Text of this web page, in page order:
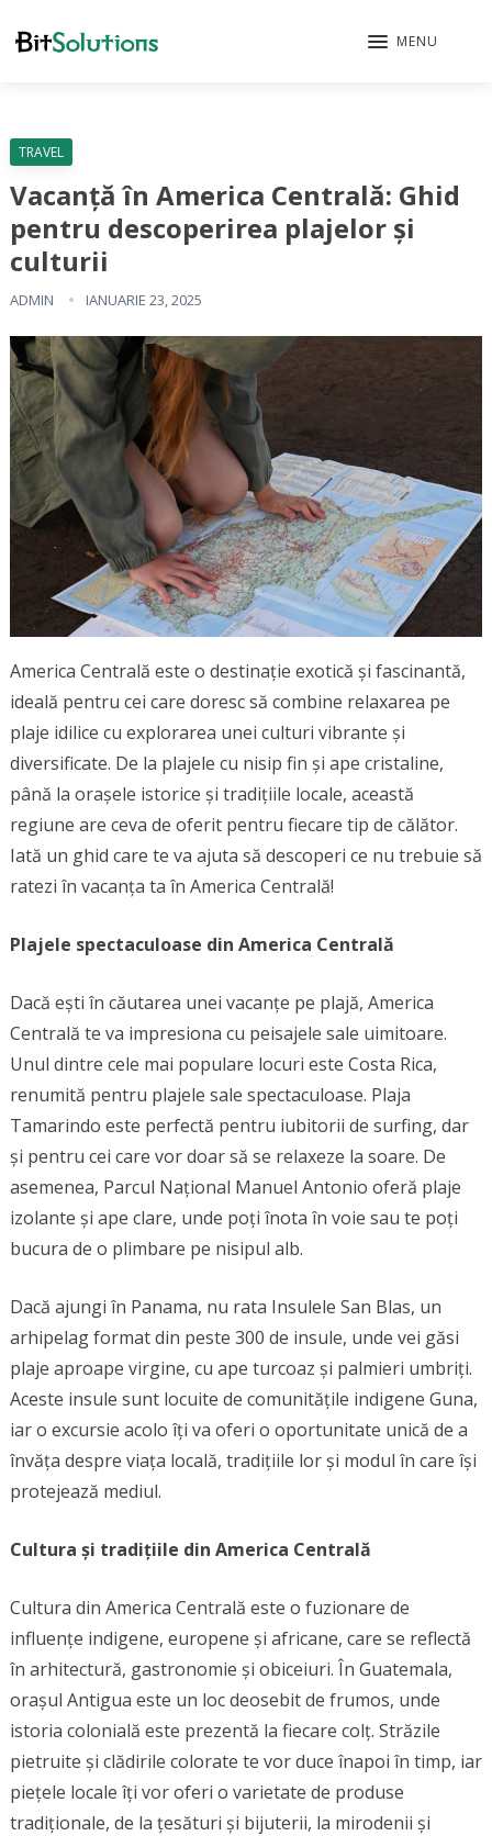
MENU
TRAVEL
Vacanță în America Centrală: Ghid
pentru descoperirea plajelor și
culturii
ADMIN IANUARIE 23, 2025
America Centrală este o destinație exotică și fascinantă,
ideală pentru cei care doresc să combine relaxarea pe
plaje idilice cu explorarea unei culturi vibrante și
diversificate. De la plajele cu nisip fin și ape cristaline,
până la orașele istorice și tradițiile locale, această
regiune are ceva de oferit pentru fiecare tip de călător.
Iată un ghid care te va ajuta să descoperi ce nu trebuie să
ratezi în vacanța ta în America Centrală!
Plajele spectaculoase din America Centrală
Dacă ești în căutarea unei vacanțe pe plajă, America
Centrală te va impresiona cu peisajele sale uimitoare.
Unul dintre cele mai populare locuri este Costa Rica,
renumită pentru plajele sale spectaculoase. Plaja
Tamarindo este perfectă pentru iubitorii de surfing, dar
și pentru cei care vor doar să se relaxeze la soare. De
asemenea, Parcul Național Manuel Antonio oferă plaje
izolante și ape clare, unde poți înota în voie sau te poți
bucura de o plimbare pe nisipul alb.
Dacă ajungi în Panama, nu rata Insulele San Blas, un
arhipelag format din peste 300 de insule, unde vei găsi
plaje aproape virgine, cu ape turcoaz și palmieri umbriți.
Aceste insule sunt locuite de comunitățile indigene Guna,
iar o excursie acolo îți va oferi o oportunitate unică de a
învăța despre viața locală, tradițiile lor și modul în care își
protejează mediul.
Cultura și tradițiile din America Centrală
Cultura din America Centrală este o fuzionare de
influențe indigene, europene și africane, care se reflectă
în arhitectură, gastronomie și obiceiuri. În Guatemala,
orașul Antigua este un loc deosebit de frumos, unde
istoria colonială este prezentă la fiecare colț. Străzile
pietruite și clădirile colorate te vor duce înapoi în timp, iar
piețele locale îți vor oferi o varietate de produse
tradiționale, de la țesături și bijuterii, la mirodenii și